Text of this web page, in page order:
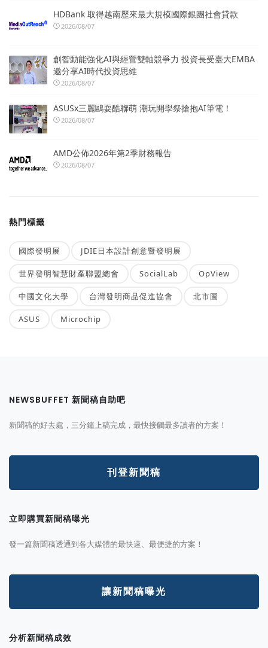
HDBank 取得越南歷來最大規模國際銀團社會貸款
2026/08/07
創智動能強化AI與經營雙軸競爭力 投資長受臺大EMBA
邀分享AI時代投資思維
2026/08/07
ASUSx三麗鷗耍酷聯萌 潮玩開學祭搶抱AI筆電！
2026/08/07
AMD公佈2026年第2季財務報告
2026/08/07
熱門標籤
國際發明展 JDIE日本設計創意暨發明展
世界發明智慧財產聯盟總會 SocialLab OpView
中國文化大學 台灣發明商品促進協會 北市圖
ASUS Microchip
NEWSBUFFET 新聞稿自助吧
新聞稿的好去處，三分鐘上稿完成，最快接觸最多讀者的方案！
刊登新聞稿
立即購買新聞稿曝光
發一篇新聞稿透通到各大媒體的最快速、最便捷的方案！
讓新聞稿曝光
分析新聞稿成效